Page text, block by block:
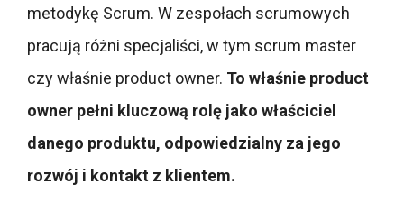
metodykę Scrum. W zespołach scrumowych
pracują różni specjaliści, w tym scrum master
czy właśnie product owner. To właśnie product
owner pełni kluczową rolę jako właściciel
danego produktu, odpowiedzialny za jego
rozwój i kontakt z klientem.